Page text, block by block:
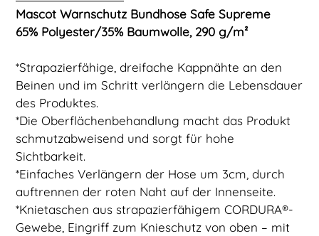
Mascot Warnschutz Bundhose Safe Supreme
65% Polyester/35% Baumwolle, 290 g/m²
*Strapazierfähige, dreifache Kappnähte an den
Beinen und im Schritt verlängern die Lebensdauer
des Produktes.
*Die Oberflächenbehandlung macht das Produkt
schmutzabweisend und sorgt für hohe
Sichtbarkeit.
*Einfaches Verlängern der Hose um 3cm, durch
auftrennen der roten Naht auf der Innenseite.
*Knietaschen aus strapazierfähigem CORDURA®-
Gewebe, Eingriff zum Knieschutz von oben – mit